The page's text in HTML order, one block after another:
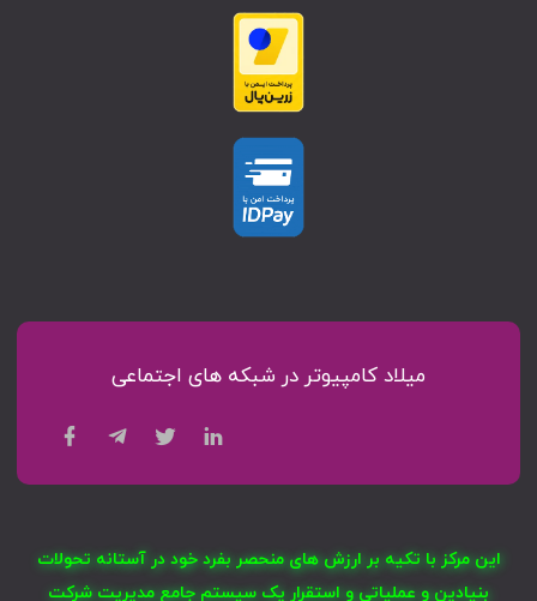
میلاد کامپیوتر در شبکه های اجتماعی
این مرکز با تکیه بر ارزش های منحصر بفرد خود در آستانه تحولات
بنیادین و عملیاتی و استقرار یک سیستم جامع مدیریت شرکت